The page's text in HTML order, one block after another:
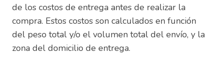
de los costos de entrega antes de realizar la
compra. Estos costos son calculados en función
del peso total y/o el volumen total del envío, y la
zona del domicilio de entrega.